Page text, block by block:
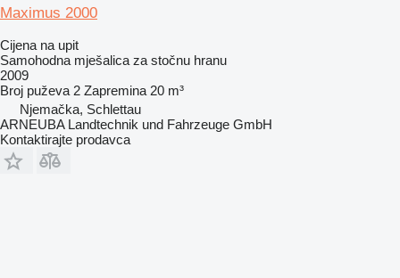
Maximus 2000
Cijena na upit
Samohodna mješalica za stočnu hranu
2009
Broj puževa 2 Zapremina 20 m³
Njemačka, Schlettau
ARNEUBA Landtechnik und Fahrzeuge GmbH
Kontaktirajte prodavca